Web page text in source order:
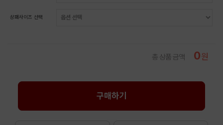
상패사이즈 선택
총 상품 금액 0원
구매하기